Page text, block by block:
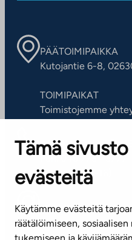
Tämä
evästeitä
Käytämme evästeitä
räätälöimiseen,
PÄÄTOIMIPAIKKA
Kutojantie 6-8,
TOIMIPAIKAT
Toimistojemme
Puh. 045 7734 3777
(arkisin klo 8-16)
info@ta.fi